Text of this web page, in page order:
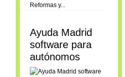
Reformas y...
Ayuda Madrid
software para
autónomos